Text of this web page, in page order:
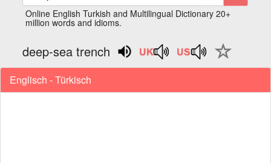
Online English Turkish and Multilingual Dictionary 20+
million words and idioms.
deep-sea trench
Englisch - Türkisch